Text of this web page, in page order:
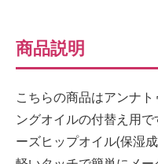
商品説明
こちらの商品はアンナ
ングオイルの付替え用
ーズヒップオイル(保湿